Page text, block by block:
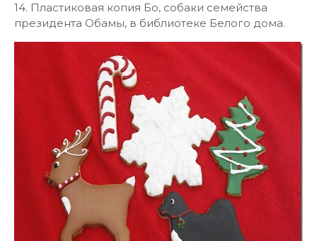
14. Пластиковая копия Бо, собаки семейства
президента Обамы, в библиотеке Белого дома.